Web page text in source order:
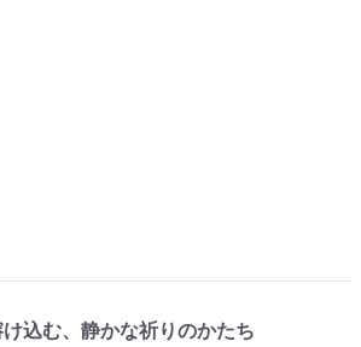
込む、静かな祈りのかたち